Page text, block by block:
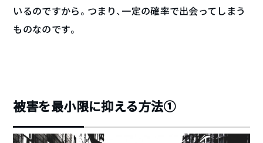
いるのですから。つまり、一定の確率で出会ってしまう
ものなのです。
被害を最小限に抑える方法①